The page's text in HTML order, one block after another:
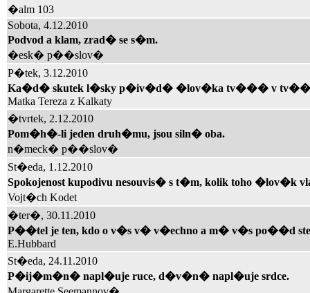
�alm 103
Sobota, 4.12.2010
Podvod a klam, zrad� se s�m.
�esk� p��slov�
P�tek, 3.12.2010
Ka�d� skutek l�sky p�iv�d� �lov�ka tv��� v tv��
Matka Tereza z Kalkaty
�tvrtek, 2.12.2010
Pom�h�-li jeden druh�mu, jsou siln� oba.
n�meck� p��slov�
St�eda, 1.12.2010
Spokojenost kupodivu nesouvis� s t�m, kolik toho �lov�k
Vojt�ch Kodet
�ter�, 30.11.2010
P��tel je ten, kdo o v�s v� v�echno a m� v�s po��d
E.Hubbard
St�eda, 24.11.2010
P�ij�m�n� napl�uje ruce, d�v�n� napl�uje srdce.